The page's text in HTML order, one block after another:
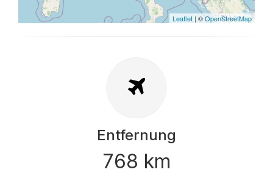
Leaflet | ©OpenStreetMap
Entfernung
768 km